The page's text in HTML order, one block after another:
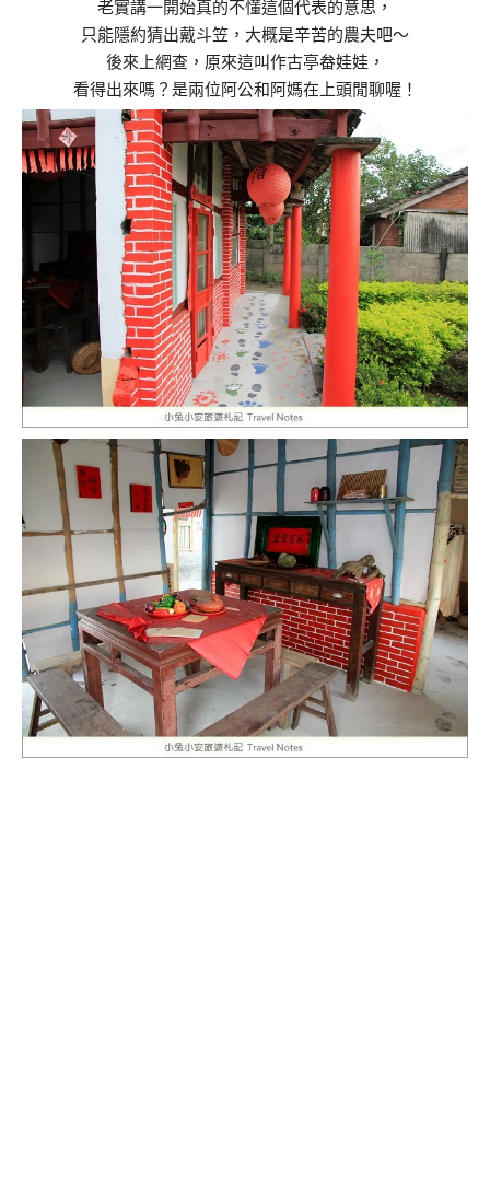
老實講一開始真的不懂這個代表的意思，
只能隱約猜出戴斗笠，大概是辛苦的農夫吧～
後來上網查，原來這叫作古亭畚娃娃，
看得出來嗎？是兩位阿公和阿媽在上頭閒聊喔！